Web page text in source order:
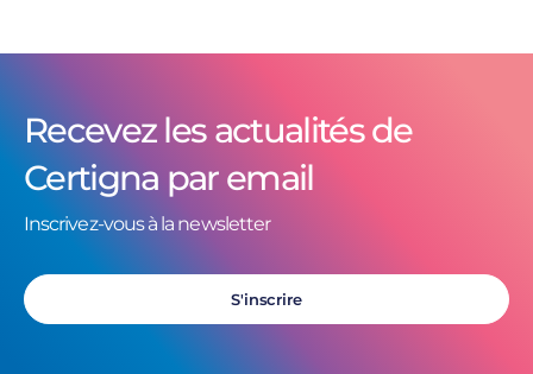
Recevez les actualités de
Certigna par email
Inscrivez-vous à la newsletter
S'inscrire